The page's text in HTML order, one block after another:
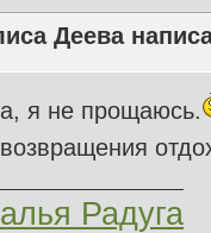
Деева
я не прощаюсь.
Радуга